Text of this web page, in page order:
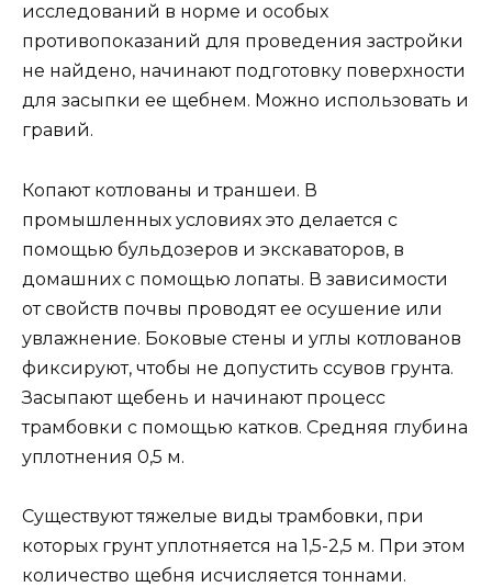
исследований в норме и особых
противопоказаний для проведения застройки
не найдено, начинают подготовку поверхности
для засыпки ее щебнем. Можно использовать и
гравий.
Копают котлованы и траншеи. В
промышленных условиях это делается с
помощью бульдозеров и экскаваторов, в
домашних с помощью лопаты. В зависимости
от свойств почвы проводят ее осушение или
увлажнение. Боковые стены и углы котлованов
фиксируют, чтобы не допустить ссувов грунта.
Засыпают щебень и начинают процесс
трамбовки с помощью катков. Средняя глубина
уплотнения 0,5 м.
Существуют тяжелые виды трамбовки, при
которых грунт уплотняется на 1,5-2,5 м. При этом
количество щебня исчисляется тоннами.